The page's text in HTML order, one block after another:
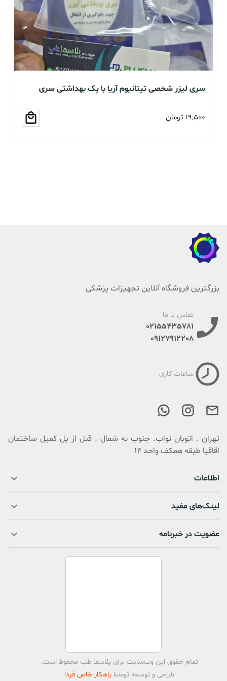
سری لیزر شخصی تیتانیوم آریا با پک بهداشتی سری
19,500 تومان
بزرگترین فروشگاه آنلاین تجهیزات پزشکی
تماس با ما
02155435781
09127912208
ساعات کاری
تهران . اتوبان نواب. جنوب به شمال . قبل از پل کمیل ساختمان
اقاقیا طبقه همکف واحد 14
اطلاعات
لینک‌های مفید
عضویت در خبرنامه
تمام حقوق اين وب‌سايت برایپلاسما طب محفوظ است.
طراحی و توسعه توسط راهکار خاص فردا